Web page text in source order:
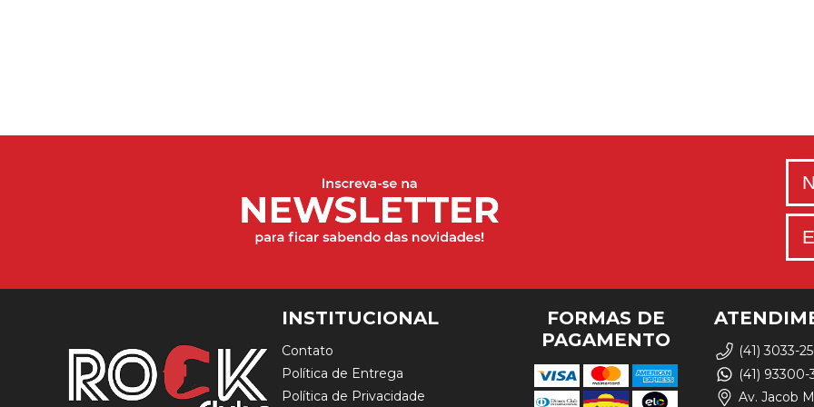
INSTITUCIONAL
Contato
Política de Entrega
Política de Privacidade
FORMAS DE
PAGAMENTO
(41) 3033-
(41) 93300-
Av. Jacob